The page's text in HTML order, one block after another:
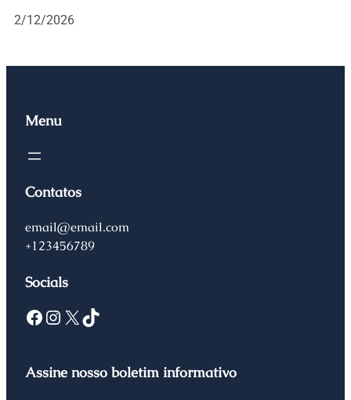
2/12/2026
Menu
Contatos
email@email.com
+123456789
Socials
Assine nosso boletim informativo